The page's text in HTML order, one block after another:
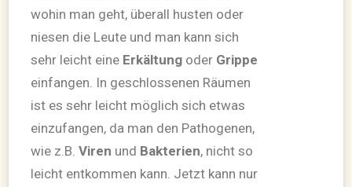
wohin man geht, überall husten oder
niesen die Leute und man kann sich
sehr leicht eine Erkältung oder Grippe
einfangen. In geschlossenen Räumen
ist es sehr leicht möglich sich etwas
einzufangen, da man den Pathogenen,
wie z.B. Viren und Bakterien, nicht so
leicht entkommen kann. Jetzt kann nur